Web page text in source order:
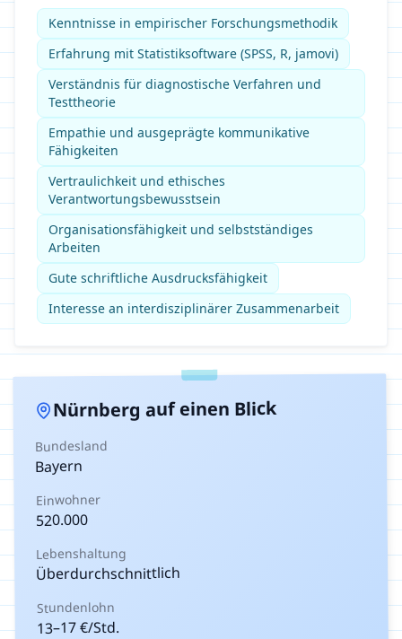
Kenntnisse in empirischer Forschungsmethodik
Erfahrung mit Statistiksoftware (SPSS, R, jamovi)
Verständnis für diagnostische Verfahren und
Testtheorie
Empathie und ausgeprägte kommunikative
Fähigkeiten
Vertraulichkeit und ethisches
Verantwortungsbewusstsein
Organisationsfähigkeit und selbstständiges
Arbeiten
Gute schriftliche Ausdrucksfähigkeit
Interesse an interdisziplinärer Zusammenarbeit
Nürnberg auf einen Blick
Bundesland
Bayern
Einwohner
520.000
Lebenshaltung
Überdurchschnittlich
Stundenlohn
13–17€/Std.